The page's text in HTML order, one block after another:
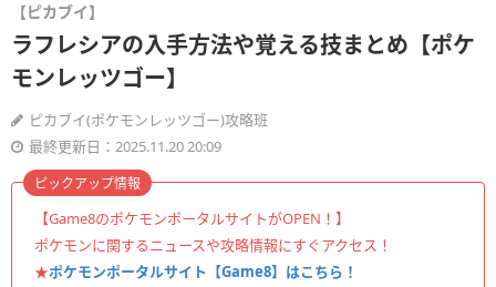
【ピカブイ】
ラフレシアの入手方法や覚える技まとめ【ポケ
モンレッツゴー】
ピカブイ(ポケモンレッツゴー)攻略班
最終更新日：2025.11.20 20:09
【Game8のポケモンポータルサイトがOPEN！】
ポケモンに関するニュースや攻略情報にすぐアクセス！
★ポケモンポータルサイト【Game8】はこちら！
ピックアップ情報